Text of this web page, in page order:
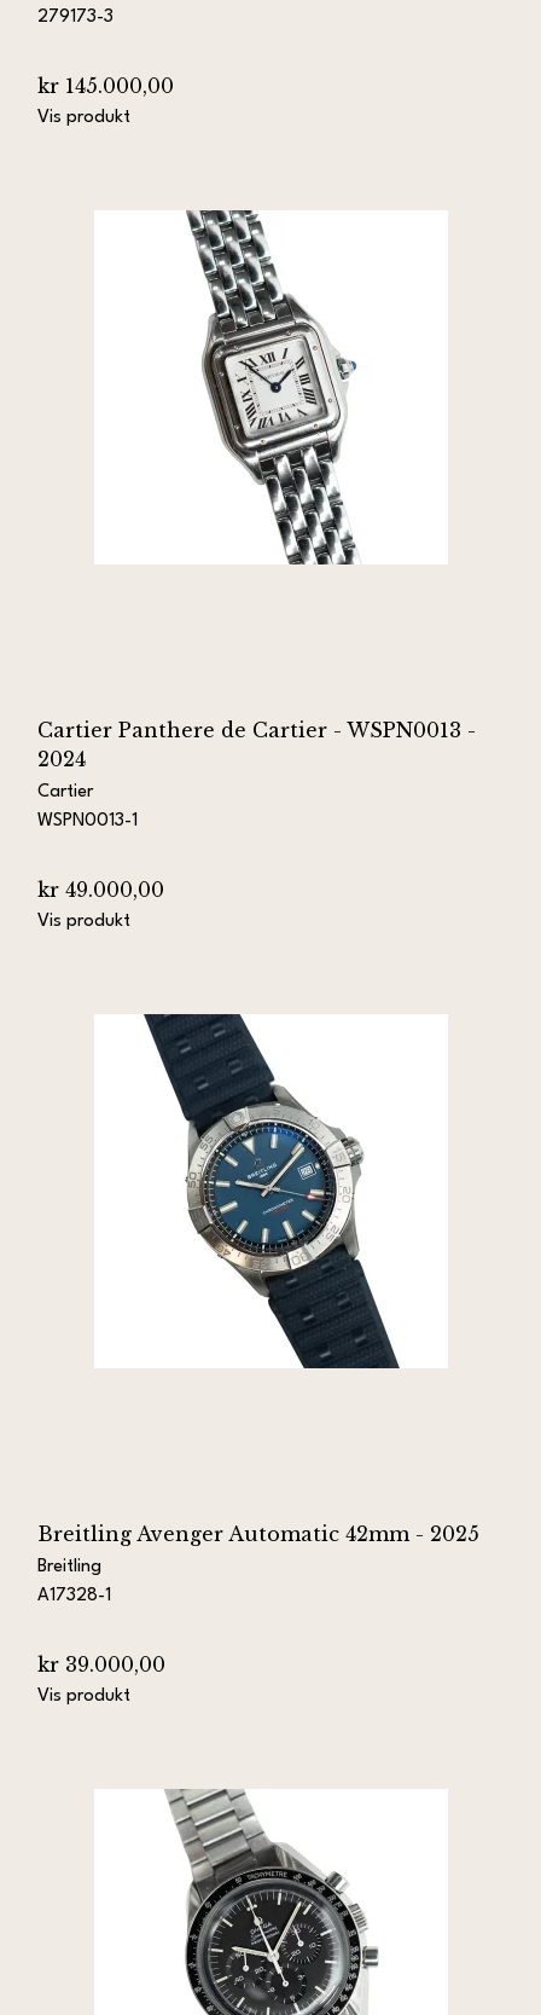
279173-3
kr 145.000,00
Vis produkt
Cartier Panthere de Cartier - WSPN0013 -
2024
Cartier
WSPN0013-1
kr 49.000,00
Vis produkt
Breitling Avenger Automatic 42mm - 2025
Breitling
A17328-1
kr 39.000,00
Vis produkt